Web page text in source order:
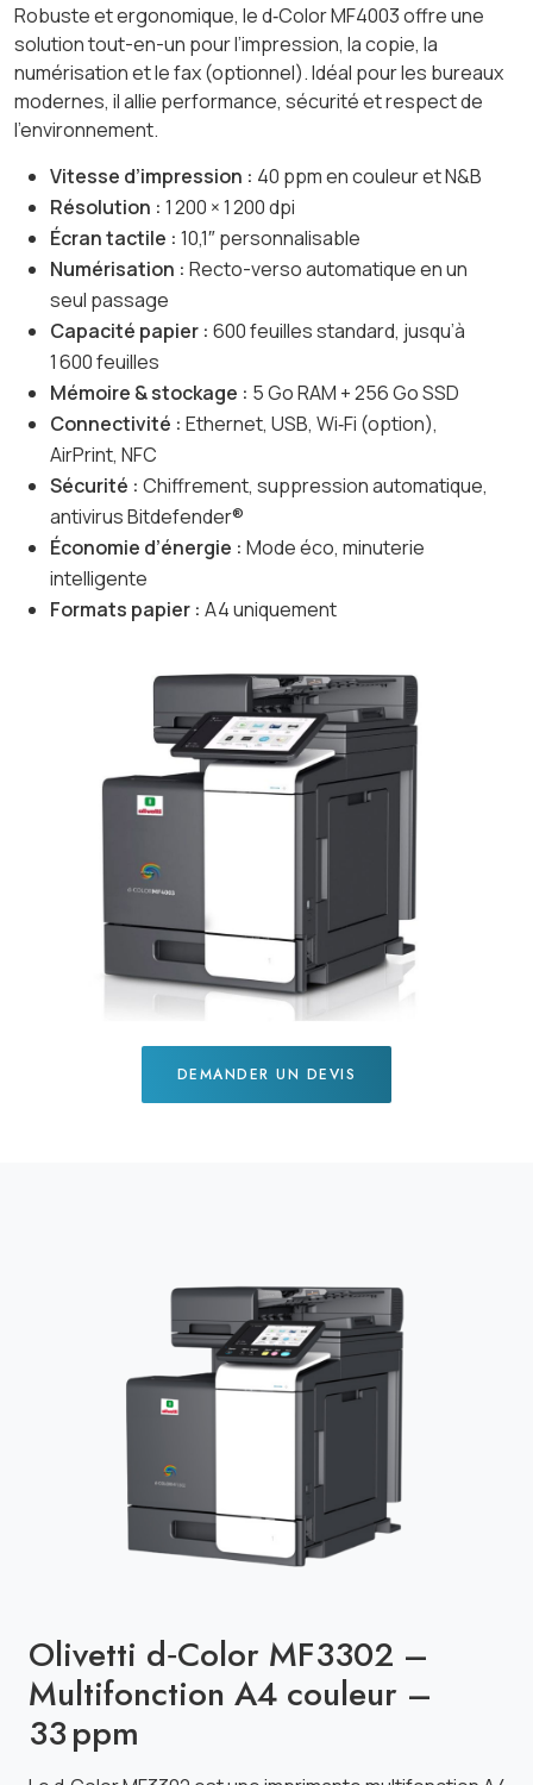
Robuste et ergonomique, le d‑Color MF4003 offre une
solution tout-en-un pour l’impression, la copie, la
numérisation et le fax (optionnel). Idéal pour les bureaux
modernes, il allie performance, sécurité et respect de
l’environnement.
Vitesse d’impression : 40 ppm en couleur et N&B
Résolution : 1 200 × 1 200 dpi
Écran tactile : 10,1″ personnalisable
Numérisation : Recto-verso automatique en un
seul passage
Capacité papier : 600 feuilles standard, jusqu’à
1 600 feuilles
Mémoire & stockage : 5 Go RAM + 256 Go SSD
Connectivité : Ethernet, USB, Wi‑Fi (option),
AirPrint, NFC
Sécurité : Chiffrement, suppression automatique,
antivirus Bitdefender®
Économie d’énergie : Mode éco, minuterie
intelligente
Formats papier : A4 uniquement
DEMANDER UN DEVIS
Previous
Olivetti d‑Color MF3302 –
Multifonction A4 couleur –
33 ppm